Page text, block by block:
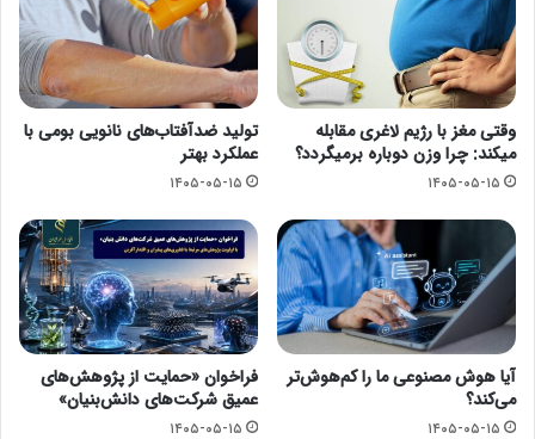
وقتی مغز با رژیم لاغری مقابله
میکند: چرا وزن دوباره برمیگردد؟
۱۴۰۵-۰۵-۱۵
تولید ضدآفتاب‌های نانویی بومی با
عملکرد بهتر
۱۴۰۵-۰۵-۱۵
آیا هوش مصنوعی ما را کم‌هوش‌تر
می‌کند؟
۱۴۰۵-۰۵-۱۵
فراخوان «حمایت از پژوهش‌های
عمیق شرکت‌های دانش‌بنیان»
۱۴۰۵-۰۵-۱۵